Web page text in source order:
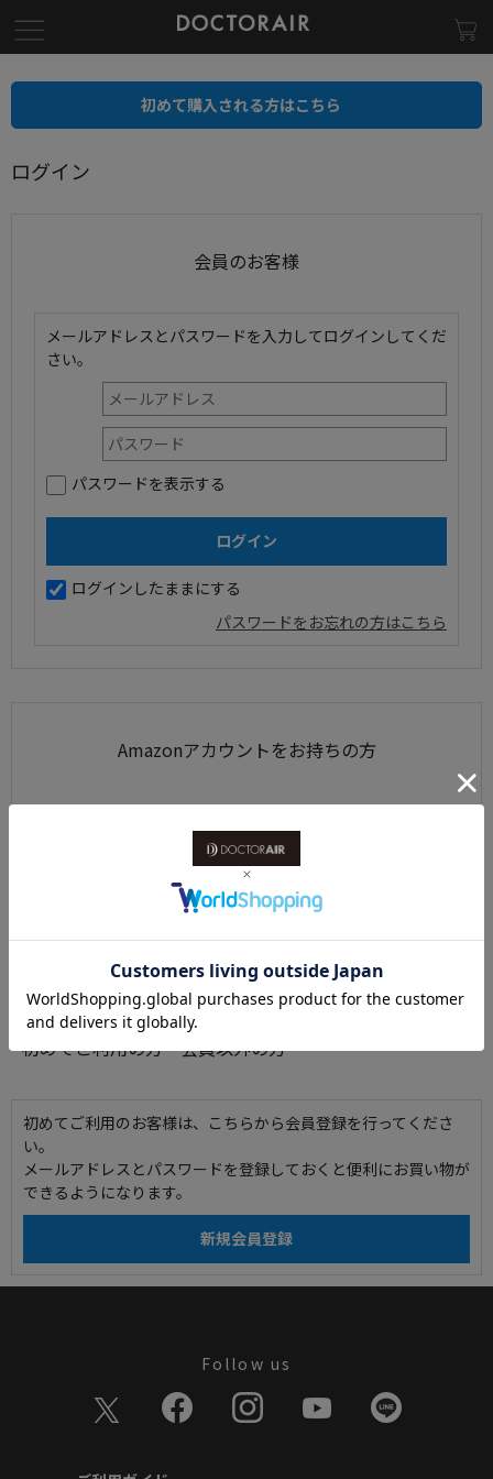
初めて購入される方はこちら
ログイン
会員のお客様
メールアドレスとパスワードを入力してログインしてくだ
さい。
パスワードを表示する
ログインしたままにする
パスワードをお忘れの方はこちら
Amazonアカウントをお持ちの方
Amazonアカウントを利用して会員登録されたお客様は、
AmazonのID、パスワードで、ログインすることができます。
初めてご利用の方・会員以外の方
初めてご利用のお客様は、こちらから会員登録を行ってくださ
い。
メールアドレスとパスワードを登録しておくと便利にお買い物が
できるようになります。
Follow us